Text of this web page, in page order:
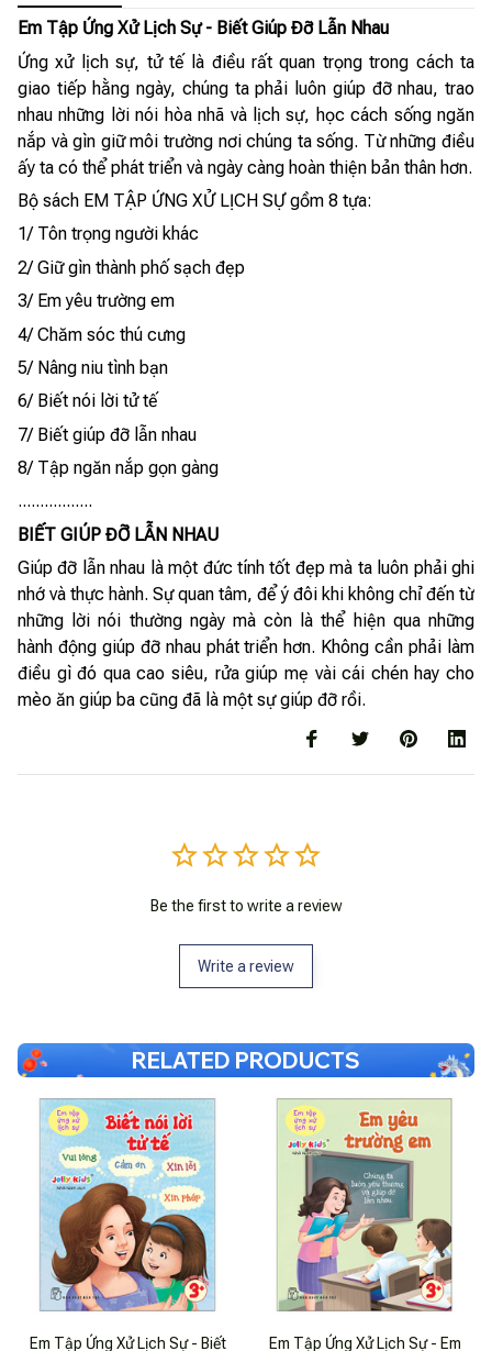
Em Tập Ứng Xử Lịch Sự - Biết Giúp Đỡ Lẫn Nhau
Ứng xử lịch sự, tử tế là điều rất quan trọng trong cách ta
giao tiếp hằng ngày, chúng ta phải luôn giúp đỡ nhau, trao
nhau những lời nói hòa nhã và lịch sự, học cách sống ngăn
nắp và gìn giữ môi trường nơi chúng ta sống. Từ những điều
ấy ta có thể phát triển và ngày càng hoàn thiện bản thân hơn.
Bộ sách EM TẬP ỨNG XỬ LỊCH SỰ gồm 8 tựa:
1/ Tôn trọng người khác
2/ Giữ gìn thành phố sạch đẹp
3/ Em yêu trường em
4/ Chăm sóc thú cưng
5/ Nâng niu tình bạn
6/ Biết nói lời tử tế
7/ Biết giúp đỡ lẫn nhau
8/ Tập ngăn nắp gọn gàng
.................
BIẾT GIÚP ĐỠ LẪN NHAU
Giúp đỡ lẫn nhau là một đức tính tốt đẹp mà ta luôn phải ghi
nhớ và thực hành. Sự quan tâm, để ý đôi khi không chỉ đến từ
những lời nói thường ngày mà còn là thể hiện qua những
hành động giúp đỡ nhau phát triển hơn. Không cần phải làm
điều gì đó qua cao siêu, rửa giúp mẹ vài cái chén hay cho
mèo ăn giúp ba cũng đã là một sự giúp đỡ rồi.
Be the first to write a review
Write a review
RELATED PRODUCTS
Em Tập Ứng Xử Lịch Sự - Biết Em Tập Ứng Xử Lịch Sự - Em